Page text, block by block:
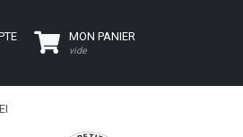
MON PANIER
vide